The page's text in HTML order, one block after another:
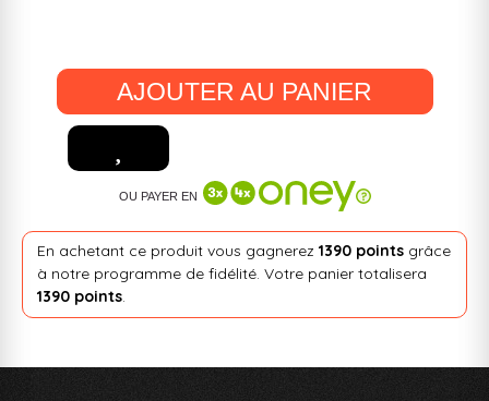
AJOUTER AU PANIER
OU PAYER EN
En achetant ce produit vous gagnerez 1390 pointsgrâce
à notre programme de fidélité. Votre panier totalisera
1390 points.